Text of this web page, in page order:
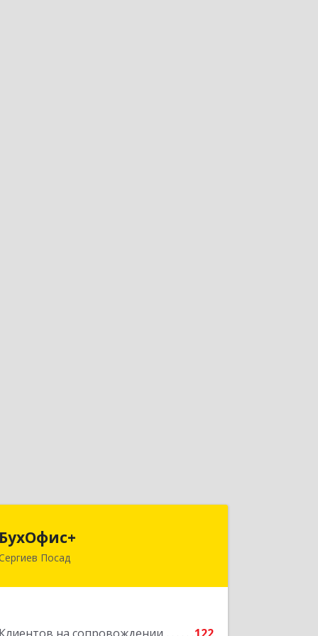
БухОфис+
Посад
141304, Московская обл, Сергиево-